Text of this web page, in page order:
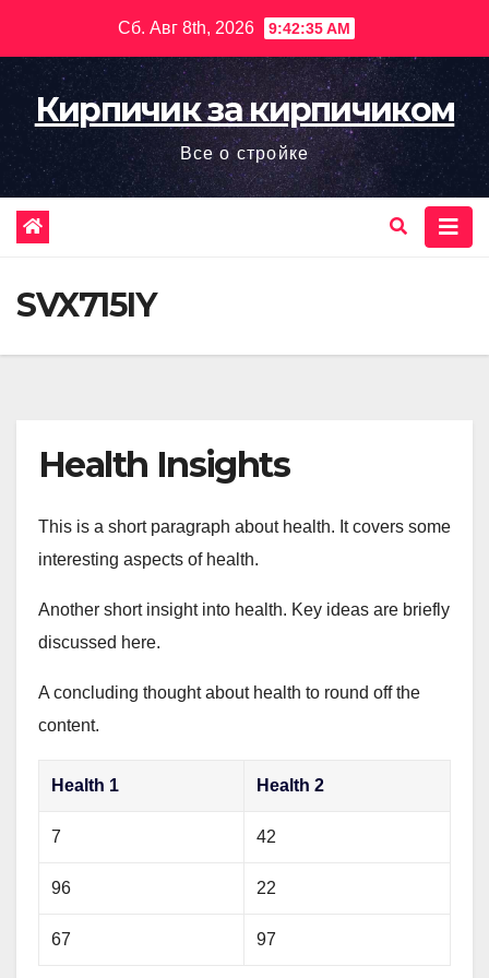
содержимому
Сб. Авг 8th, 2026 9:42:36 AM
Кирпичик за кирпичиком
Все о стройке
SVX715IY
Health Insights
This is a short paragraph about health. It covers some
interesting aspects of health.
Another short insight into health. Key ideas are briefly
discussed here.
A concluding thought about health to round off the
content.
Health 1 Health 2
7 42
96 22
67 97